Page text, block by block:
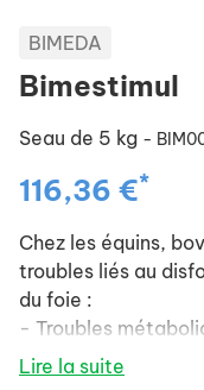
BIMEDA
Bimestimul
Seau de 5 kg -
116,36 €*
Chez les équins,
troubles liés au
du foie :
- Troubles
laitière, toxémie de
Lire la suite